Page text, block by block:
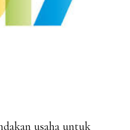
usaha untuk